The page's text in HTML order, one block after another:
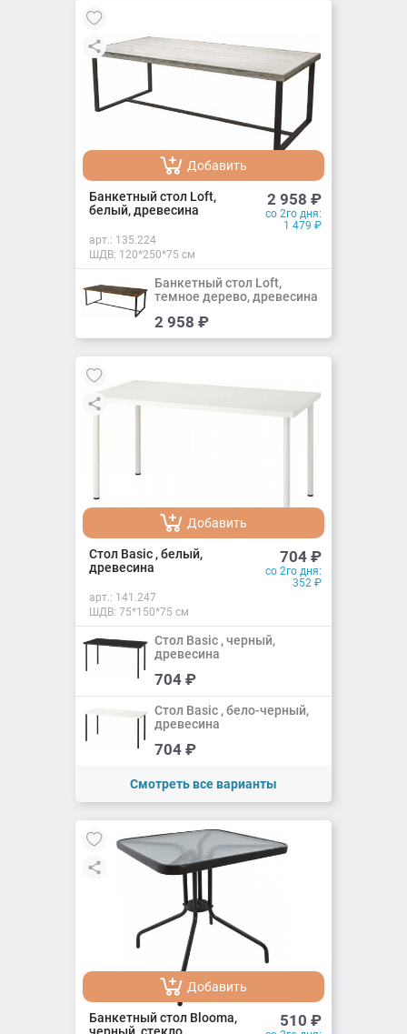
Добавить
Добавлено
Банкетный стол Loft,
белый, древесина
2 958 ₽
со 2го дня:
1 479 ₽
арт.: 135.224
ШДВ: 120*250*75 см
Добавить
Добавлено
Банкетный стол Loft,
темное дерево, древесина
2 958 ₽
Добавить
Добавлено
Стол Basic , белый,
древесина
704 ₽
со 2го дня:
352 ₽
арт.: 141.247
ШДВ: 75*150*75 см
Добавить
Добавлено
Стол Basic , черный,
древесина
704 ₽
Добавить
Стол Basic , бело-черный,
древесина
704 ₽
Смотреть все варианты
Добавить
Добавлено
Банкетный стол Blooma,
510 ₽